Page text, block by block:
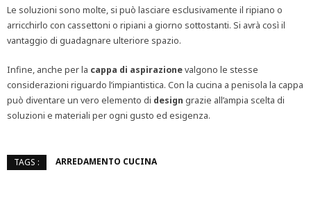
Le soluzioni sono molte, si può lasciare esclusivamente il ripiano o
arricchirlo con cassettoni o ripiani a giorno sottostanti. Si avrà così il
vantaggio di guadagnare ulteriore spazio.
Infine, anche per la cappa di aspirazionevalgono le stesse
considerazioni riguardo l’impiantistica. Con la cucina a penisola la cappa
può diventare un vero elemento di design grazie all’ampia scelta di
soluzioni e materiali per ogni gusto ed esigenza.
TAGS : ARREDAMENTO CUCINA